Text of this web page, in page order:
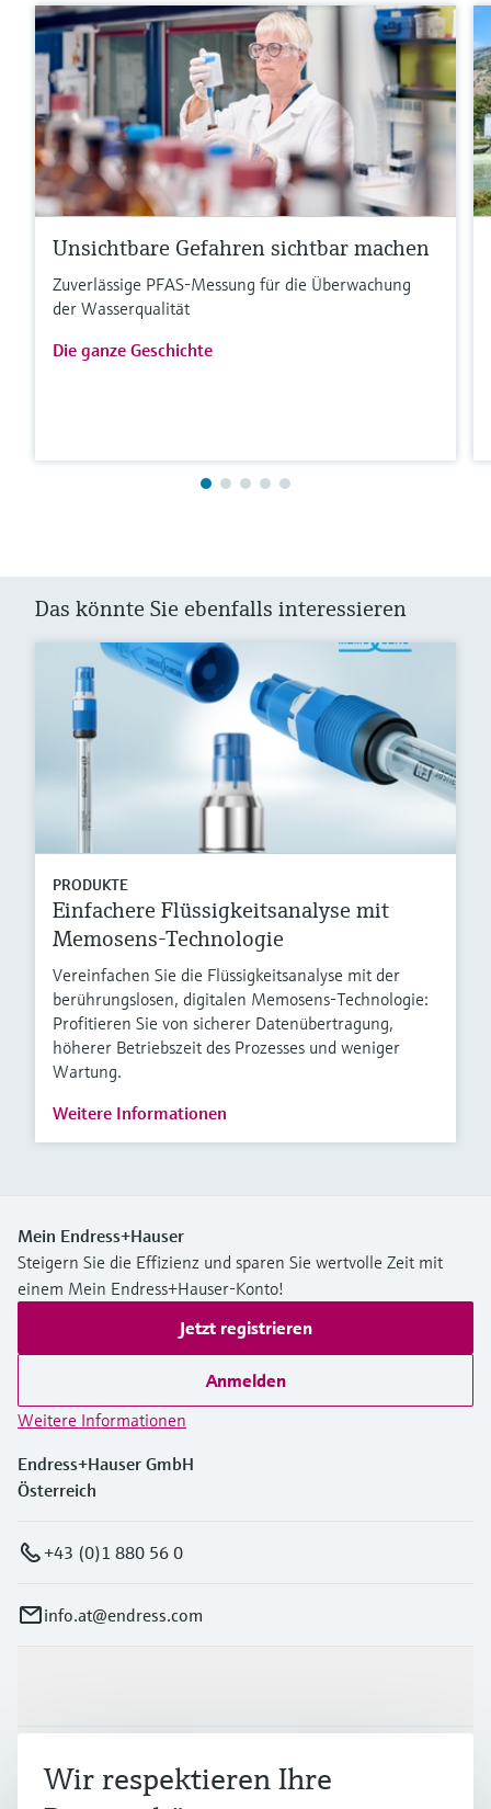
Unsichtbare Gefahren sichtbar machen
Zuverlässige PFAS-Messung für die Überwachung
der Wasserqualität
Die ganze Geschichte
Das könnte Sie ebenfalls interessieren
PRODUKTE
Einfachere Flüssigkeitsanalyse mit
Memosens-Technologie
Vereinfachen Sie die Flüssigkeitsanalyse mit der
berührungslosen, digitalen Memosens-Technologie:
Profitieren Sie von sicherer Datenübertragung,
höherer Betriebszeit des Prozesses und weniger
Wartung.
Weitere Informationen
Mein Endress+Hauser
Steigern Sie die Effizienz und sparen Sie wertvolle Zeit mit
einem Mein Endress+Hauser-Konto!
Jetzt registrieren
Anmelden
Weitere Informationen
Endress+Hauser GmbH
Österreich
+43 (0)1 880 56 0
info.at@endress.com
Branchen
Wir respektieren Ihre